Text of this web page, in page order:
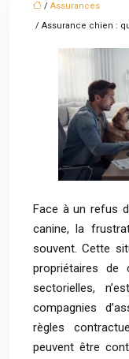
/ Assurances
/ Assurance chien :
Face à un refus
canine, la
souvent. Cette
propriétaires de
sectorielles,
compagnies
règles
peuvent être